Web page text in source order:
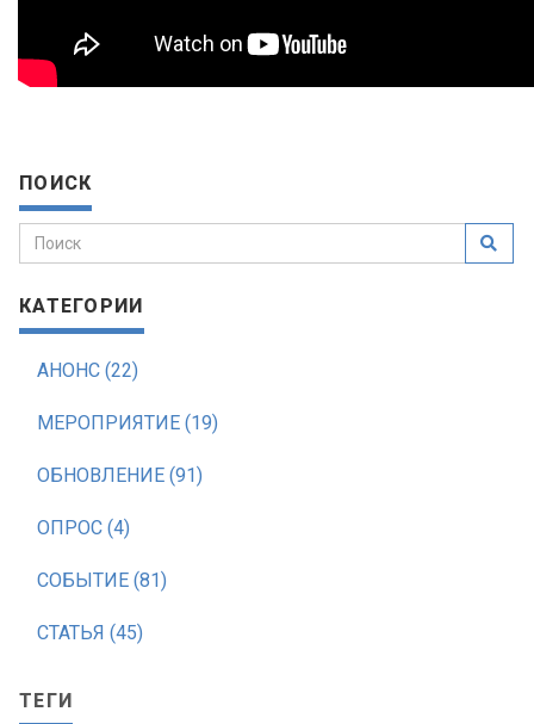
ПОИСК
КАТЕГОРИИ
АНОНС (22)
МЕРОПРИЯТИЕ (19)
ОБНОВЛЕНИЕ (91)
ОПРОС (4)
СОБЫТИЕ (81)
СТАТЬЯ (45)
ТЕГИ